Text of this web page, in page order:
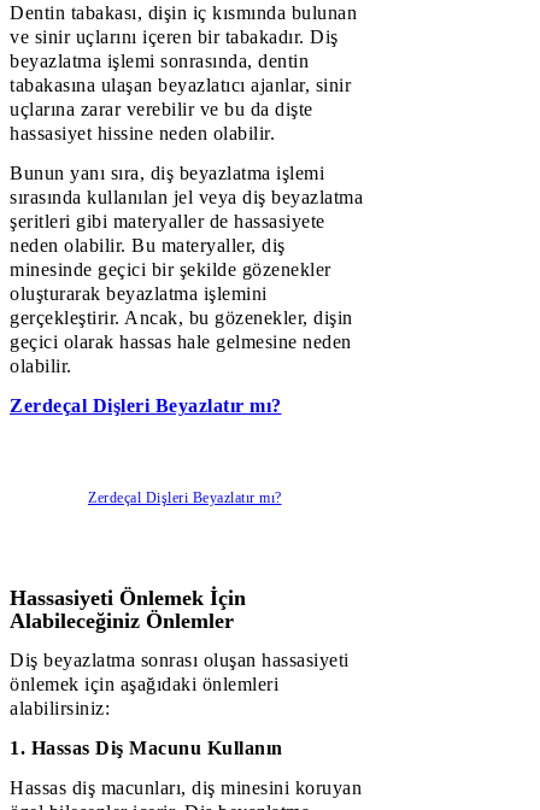
Dentin tabakası, dişin iç kısmında bulunan
ve sinir uçlarını içeren bir tabakadır. Diş
beyazlatma işlemi sonrasında, dentin
tabakasına ulaşan beyazlatıcı ajanlar, sinir
uçlarına zarar verebilir ve bu da dişte
hassasiyet hissine neden olabilir.
Bunun yanı sıra, diş beyazlatma işlemi
sırasında kullanılan jel veya diş beyazlatma
şeritleri gibi materyaller de hassasiyete
neden olabilir. Bu materyaller, diş
minesinde geçici bir şekilde gözenekler
oluşturarak beyazlatma işlemini
gerçekleştirir. Ancak, bu gözenekler, dişin
geçici olarak hassas hale gelmesine neden
olabilir.
Zerdeçal Dişleri Beyazlatır mı?
Zerdeçal Dişleri Beyazlatır mı?
Hassasiyeti Önlemek İçin
Alabileceğiniz Önlemler
Diş beyazlatma sonrası oluşan hassasiyeti
önlemek için aşağıdaki önlemleri
alabilirsiniz:
1. Hassas Diş Macunu Kullanın
Hassas diş macunları, diş minesini koruyan